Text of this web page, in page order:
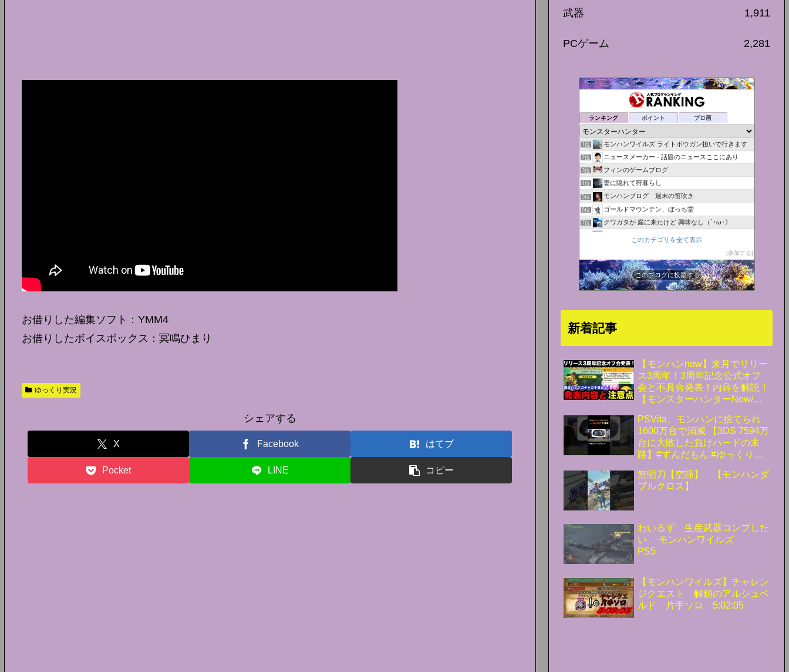
お借りした編集ソフト：YMM4
お借りしたボイスボックス：冥鳴ひまり
ゆっくり実況
シェアする
X Facebook はてブ
Pocket LINE コピー
武器 1,911
PCゲーム 2,281
ランキング ポイント ブロ画
1位 モンハンワイルズ ライトボウガン担いで行きます
2位 ニュースメーカー - 話題のニュースここにあり
3位 フィンのゲームブログ
4位 妻に隠れて狩暮らし
5位 モンハンブログ 週末の笛吹き
6位 ゴールドマウンテン、ぼっち堂
7位 クワガタが 庭に来たけど 興味なし（´･ω･）
10位 にわかゲーマー奮闘記
11位 モンハンを１０倍楽しむ！
12位 モンハン攻略まとめ隊
15位 MHW何倍も楽しむL('ω')」白びびブログ！
このカテゴリを全て表示
参加する
このブログに投票する
新着記事
【モンハンnow】来月でリリー
ス3周年！3周年記念公式オフ
会と不具合発表！内容を解説！
【モンスターハンターNow/モ
ハンナウ】
PSVita、モンハンに捨てられ
1600万台で消滅 【3DS 7594万
台に大敗した負けハードの末
路】#ずんだもん #ゆっくり解
無明刀【空諦】 【モンハンダ
ブルクロス】
わいるず 生産武器コンプした
い モンハンワイルズ
PS5
【モンハンワイルズ】チャレン
ジクエスト 解鎖のアルシュベ
ルド 片手ソロ 5:02:05